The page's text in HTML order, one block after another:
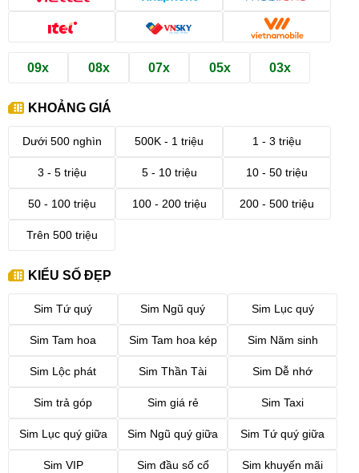
09x 08x 07x 05x 03x
KHOẢNG GIÁ
Dưới 500 nghìn 500K - 1 triệu 1 - 3 triệu
3 - 5 triệu 5 - 10 triệu 10 - 50 triệu
50 - 100 triệu 100 - 200 triệu 200 - 500 triệu
Trên 500 triệu
KIỂU SỐ ĐẸP
Sim Tứ quý Sim Ngũ quý Sim Lục quý
Sim Tam hoa Sim Tam hoa kép Sim Năm sinh
Sim Lộc phát Sim Thần Tài Sim Dễ nhớ
Sim trả góp Sim giá rẻ Sim Taxi
Sim Lục quý giữa Sim Ngũ quý giữa Sim Tứ quý giữa
Sim VIP Sim đầu số cổ Sim khuyến mãi